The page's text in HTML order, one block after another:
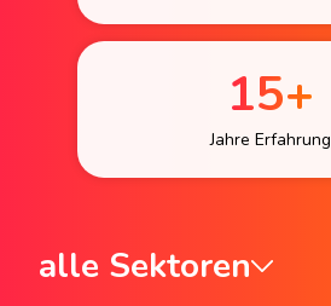
15+
Jahre Erfahrung
alle Sektoren